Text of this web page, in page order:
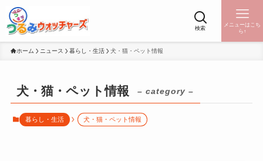
検索
メニューはこち
ら↑
ホーム ニュース 暮らし・生活 犬・猫・ペット情報
犬・猫・ペット情報 – category –
暮らし・生活 犬・猫・ペット情報